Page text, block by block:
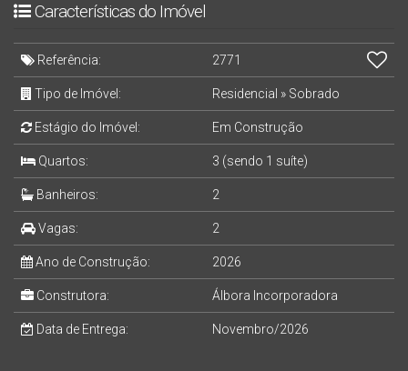
Características do Imóvel
Referência: 2771
Tipo de Imóvel: Residencial » Sobrado
Estágio do Imóvel: Em Construção
Quartos: 3 (sendo 1 suíte)
Banheiros: 2
Vagas: 2
Ano de Construção: 2026
Construtora: Álbora Incorporadora
Data de Entrega: Novembro/2026